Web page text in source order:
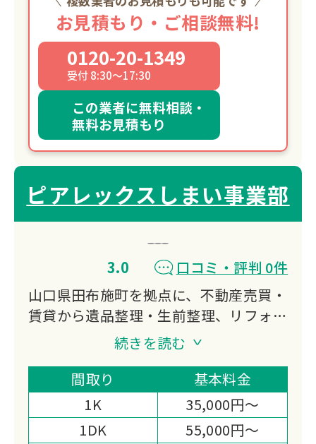
お見積もり・ご相談無料!
0120-20-1349
受付 8:30～17:30
この業者に無料相談・
無料お見積もり
ピアレックスしまい事業部
3.0
口コミ・評判 0件
山口県田布施町を拠点に、不動産売買・
賃貸から遺品整理・生前整理、リフォー
ム、家屋解体まで幅広く対応する株式会
社ピアレックス。遺品整理士在籍の優良
企業として、地域に根ざした「家」と
「暮らし」のトータルサポートを提供し
ています。
続きを読む
間取り
基本料金
1K
35,000円～
1DK
55,000円～